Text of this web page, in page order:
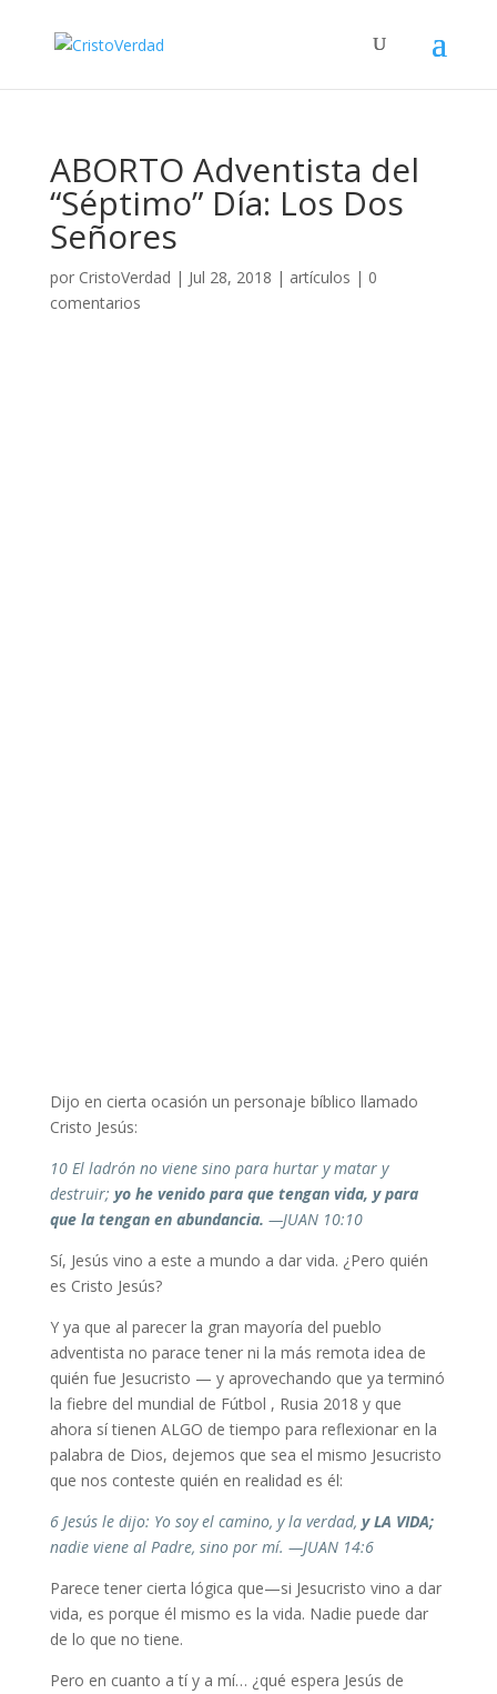
ABORTO Adventista del
“Séptimo” Día: Los Dos
Señores
por CristoVerdad | Jul 28, 2018 | artículos | 0
comentarios
Dijo en cierta ocasión un personaje bíblico llamado
Cristo Jesús:
10 El ladrón no viene sino para hurtar y matar y
destruir; yo he venido para que tengan vida, y para
que la tengan en abundancia. —JUAN 10:10
Sí, Jesús vino a este a mundo a dar vida. ¿Pero quién
es Cristo Jesús?
Y ya que al parecer la gran mayoría del pueblo
adventista no parace tener ni la más remota idea de
quién fue Jesucristo — y aprovechando que ya terminó
la fiebre del mundial de Fútbol , Rusia 2018 y que
ahora sí tienen ALGO de tiempo para reflexionar en la
palabra de Dios, dejemos que sea el mismo Jesucristo
que nos conteste quién en realidad es él:
6 Jesús le dijo: Yo soy el camino, y la verdad, y LA VIDA;
nadie viene al Padre, sino por mí. —JUAN 14:6
Parece tener cierta lógica que—si Jesucristo vino a dar
vida, es porque él mismo es la vida. Nadie puede dar
de lo que no tiene.
Pero en cuanto a tí y a mí… ¿qué espera Jesús de